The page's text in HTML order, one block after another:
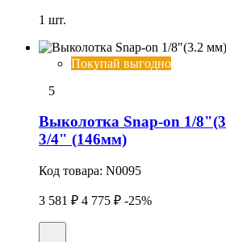
1 шт.
Покупай выгодно
5
Выколотка Snap-on 1/
3/4" (146мм)
Код товара: N0095
3 581 ₽ 4 775 ₽ -25%